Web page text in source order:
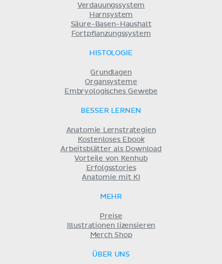
Verdauungssystem
Harnsystem
Säure-Basen-Haushalt
Fortpflanzungssystem
HISTOLOGIE
Grundlagen
Organsysteme
Embryologisches Gewebe
BESSER LERNEN
Anatomie Lernstrategien
Kostenloses Ebook
Arbeitsblätter als Download
Vorteile von Kenhub
Erfolgsstories
Anatomie mit KI
MEHR
Preise
Illustrationen lizensieren
Merch Shop
ÜBER UNS